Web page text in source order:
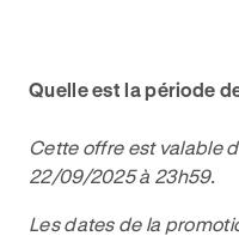
Quelle est la période
Cette offre est valable
22/09/2025 à 23h59.
Les dates de la